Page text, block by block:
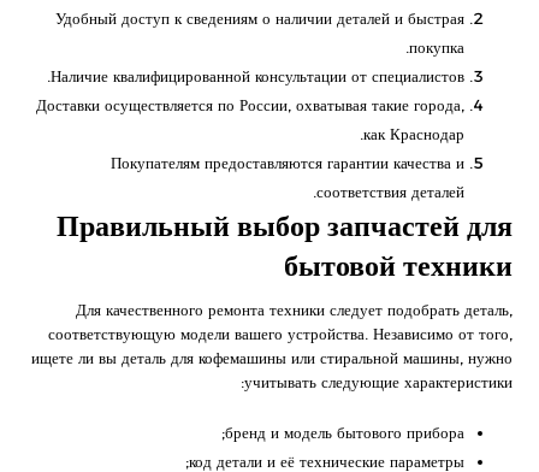
Удобный доступ к сведениям о наличии деталей и быстрая
покупка.
Наличие квалифицированной консультации от специалистов.
Доставки осуществляется по России, охватывая такие города,
как Краснодар.
Покупателям предоставляются гарантии качества и
соответствия деталей.
Правильный выбор запчастей для
бытовой техники
Для качественного ремонта техники следует подобрать деталь,
соответствующую модели вашего устройства. Независимо от того,
ищете ли вы деталь для кофемашины или стиральной машины, нужно
учитывать следующие характеристики:
бренд и модель бытового прибора;
код детали и её технические параметры;